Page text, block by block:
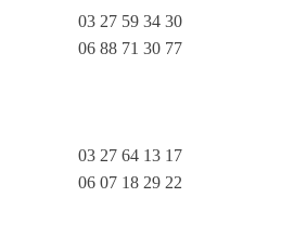
03 27 59 34 30
06 88 71 30 77
03 27 64 13 17
06 07 18 29 22